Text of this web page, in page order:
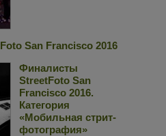
San Francisco 2016
Финалисты
StreetFoto San
Francisco 2016.
Категория
«Мобильная стрит-
фотография»